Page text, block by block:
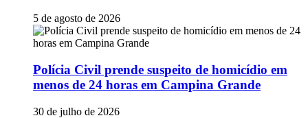
5 de agosto de 2026
Polícia Civil prende suspeito de homicídio em
menos de 24 horas em Campina Grande
30 de julho de 2026